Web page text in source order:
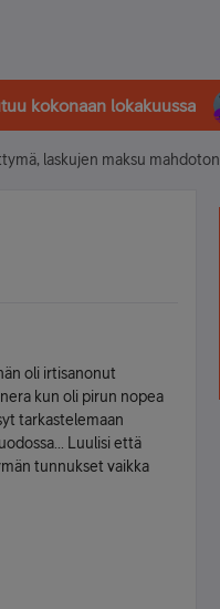
kokonaan lokakuussa
laskujen maksu mahdoton
oli irtisanonut
kun oli pirun nopea
tarkastelemaan
Luulisi että
tunnukset vaikka